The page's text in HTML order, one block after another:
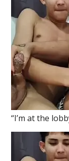
“I’m at the